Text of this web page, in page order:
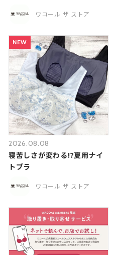
ワコール ザ ストア
NEW
2026.08.08
寝苦しさが変わる⁉️夏用ナイ
トブラ
ワコール ザ ストア